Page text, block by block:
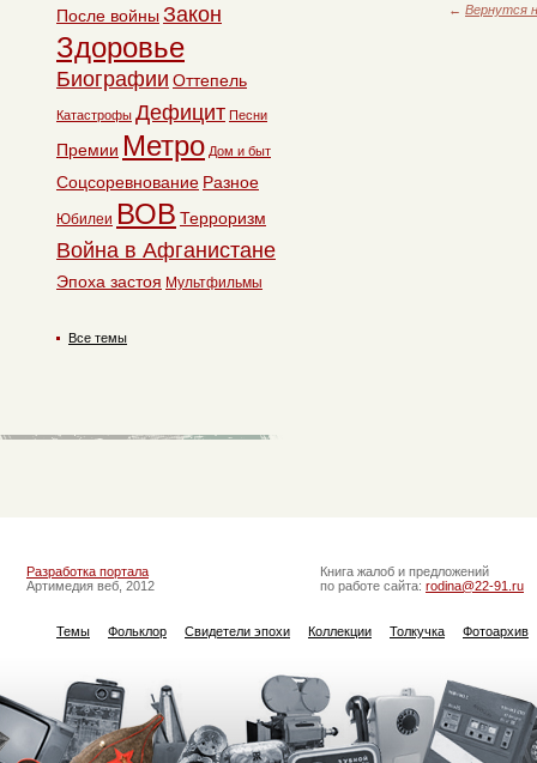
← Вернутся
После войны Закон
Здоровье
Биографии Оттепель
Катастрофы Дефицит Песни
Премии Метро Дом и быт
Соцсоревнование Разное
Юбилеи ВОВ Терроризм
Война в Афганистане
Эпоха застоя Мультфильмы
Все темы
Разработка портала
Артимедия веб, 2012
Книга жалоб и предложений
по работе сайта: rodina@22-91.ru
Темы Фольклор Свидетели эпохи Коллекции Толкучка Фотоархив